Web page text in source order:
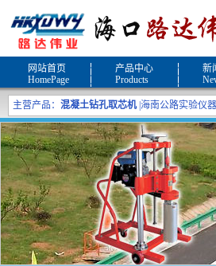
网站首页
HomePage
产品中心
Products
新
主营产品： 混凝土钻孔取芯机| 海南公路实验仪器